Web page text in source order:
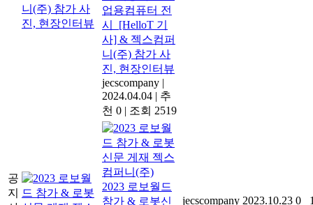
업용컴퓨터 전
시_[HelloT 기
사] & 젝스컴퍼
니(주) 참가 사
진, 현장인터뷰
jecscompany |
2024.04.04 | 추
천 0 | 조회 2519
공
지
2023 로보월드
참가 & 로봇신
jecscompany 2023.10.23 0